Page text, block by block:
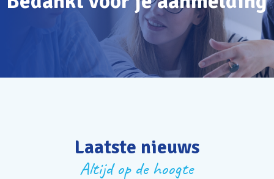
Laatste nieuws
Altijd op de hoogte